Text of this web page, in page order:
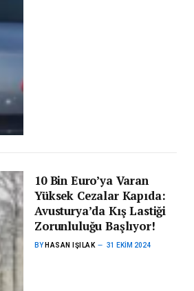
10 Bin Euro’ya Varan
Yüksek Cezalar Kapıda:
Avusturya’da Kış Lastiği
Zorunluluğu Başlıyor!
BY HASAN IŞILAK 31 EKIM 2024